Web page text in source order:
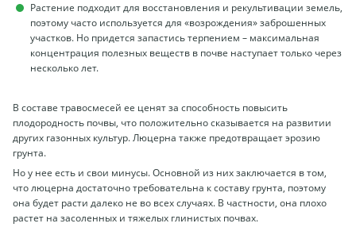
Растение подходит для восстановления и рекультивации земель,
поэтому часто используется для «возрождения» заброшенных
участков. Но придется запастись терпением – максимальная
концентрация полезных веществ в почве наступает только через
несколько лет.
В составе травосмесей ее ценят за способность повысить
плодородность почвы, что положительно сказывается на развитии
других газонных культур. Люцерна также предотвращает эрозию
грунта.
Но у нее есть и свои минусы. Основной из них заключается в том,
что люцерна достаточно требовательна к составу грунта, поэтому
она будет расти далеко не во всех случаях. В частности, она плохо
растет на засоленных и тяжелых глинистых почвах.